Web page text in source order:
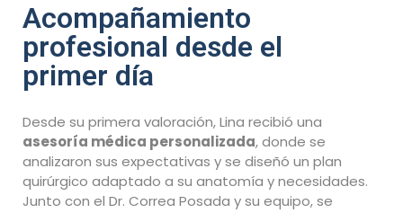
Acompañamiento
profesional desde el
primer día
Desde su primera valoración, Lina recibió una
asesoría médica personalizada, donde se
analizaron sus expectativas y se diseñó un plan
quirúrgico adaptado a su anatomía y necesidades.
Junto con el Dr. Correa Posada y su equipo, se